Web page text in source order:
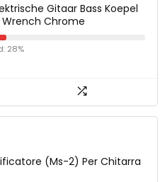
Gitaar Bass Koepel
Chrome
28%
(Ms-2) Per Chitarra